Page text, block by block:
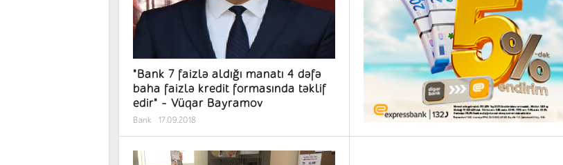
"Bank 7 faizlə aldığı manatı 4 dəfə
baha faizlə kredit formasında təklif
edir" - Vüqar Bayramov
Bank 17.09.2018